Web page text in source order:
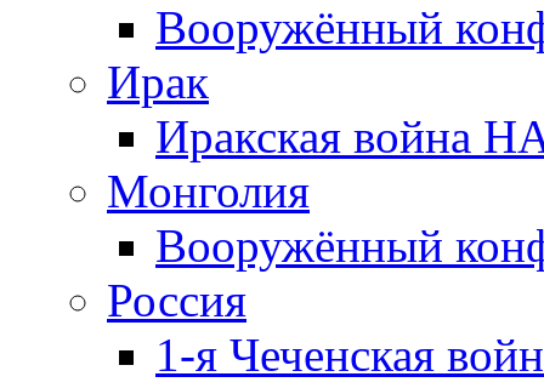
Вооружённый
Ирак
Иракская война
Монголия
Вооружённый
Россия
1-я Чеченская